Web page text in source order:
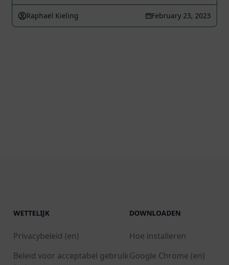
Raphael Kieling February 23, 2023
WETTELIJK
Privacybeleid (en)
Beleid voor acceptabel gebruik
DOWNLOADEN
Hoe installeren
Google Chrome (en)